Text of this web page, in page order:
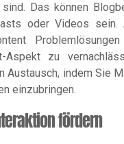
Das können
oder Videos sein.
Aspekt zu
Austausch, indem Sie
einzubringen.
fördern